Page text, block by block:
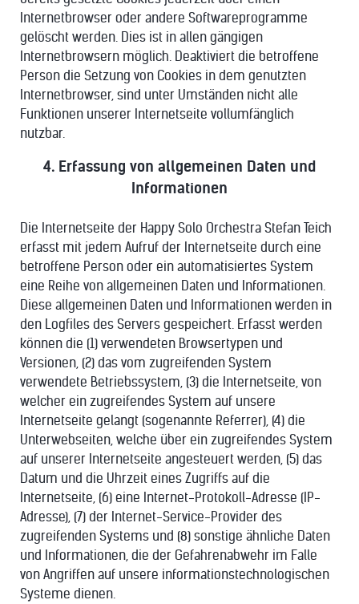
Internetbrowser oder andere Softwareprogramme
gelöscht werden. Dies ist in allen gängigen
Internetbrowsern möglich. Deaktiviert die betroffene
Person die Setzung von Cookies in dem genutzten
Internetbrowser, sind unter Umständen nicht alle
Funktionen unserer Internetseite vollumfänglich
nutzbar.
4. Erfassung von allgemeinen Daten und
Informationen
Die Internetseite der Happy Solo Orchestra Stefan Teich
erfasst mit jedem Aufruf der Internetseite durch eine
betroffene Person oder ein automatisiertes System
eine Reihe von allgemeinen Daten und Informationen.
Diese allgemeinen Daten und Informationen werden in
den Logfiles des Servers gespeichert. Erfasst werden
können die (1) verwendeten Browsertypen und
Versionen, (2) das vom zugreifenden System
verwendete Betriebssystem, (3) die Internetseite, von
welcher ein zugreifendes System auf unsere
Internetseite gelangt (sogenannte Referrer), (4) die
Unterwebseiten, welche über ein zugreifendes System
auf unserer Internetseite angesteuert werden, (5) das
Datum und die Uhrzeit eines Zugriffs auf die
Internetseite, (6) eine Internet-Protokoll-Adresse (IP-
Adresse), (7) der Internet-Service-Provider des
zugreifenden Systems und (8) sonstige ähnliche Daten
und Informationen, die der Gefahrenabwehr im Falle
von Angriffen auf unsere informationstechnologischen
Systeme dienen.